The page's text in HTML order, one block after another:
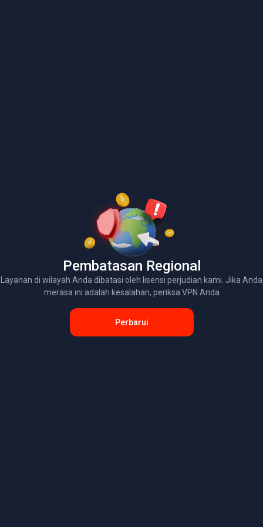
Pembatasan Regional
Layanan di wilayah Anda dibatasi oleh lisensi perjudian kami. Jika Anda
merasa ini adalah kesalahan, periksa VPN Anda
Perbarui